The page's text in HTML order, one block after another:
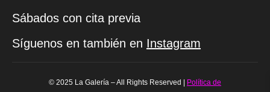
Sábados con cita previa
Síguenos en también en Instagram
© 2025 La Galería – All Rights Reserved |
Política de